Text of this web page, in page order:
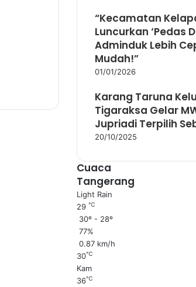
“Kecamatan
Luncurkan ‘Pedas
Adminduk Lebih
Mudah!”
01/01/2026
Karang Taruna
Tigaraksa Gelar
Jupriadi Terpilih
20/10/2025
Cuaca
Tangerang
Light Rain
29 ℃
30º - 28º
77%
0.87 km/h
30℃
Kam
36℃